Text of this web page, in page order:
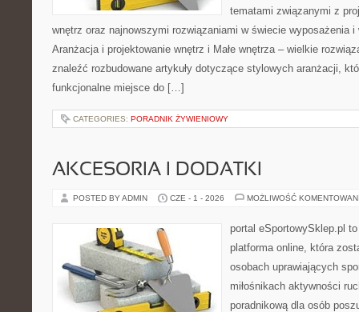
tematami związanymi z
wnętrz oraz najnowszymi rozwiązaniami w świecie wyposażenia
Aranżacja i projektowanie wnętrz i Małe wnętrza – wielkie
znaleźć rozbudowane artykuły dotyczące stylowych aranżacji,
funkcjonalne miejsce do […]
CATEGORIES: PORADNIK ŻYWIENIOWY
AKCESORIA I DODATKI
POSTED BY ADMIN CZE - 1 - 2026 MOŻLIWOŚĆ
portal eSportowySklep.pl
platforma online, która
osobach uprawiających
miłośnikach aktywności
poradnikową dla osób